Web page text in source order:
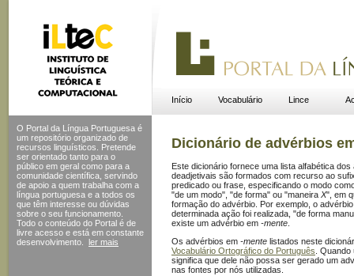
Início Vocabulário Lince
O Portal da Língua Portuguesa é
um repositório organizado de
recursos linguísticos. Pretende
ser orientado tanto para o
público em geral como para a
comunidade científica, servindo
de apoio a quem trabalha com a
língua portuguesa e a todos os
que têm interesse ou dúvidas
sobre o seu funcionamento.
Todo o conteúdo do Portal é de
livre acesso e está em constante
desenvolvimento.
ler mais
Dicionário de advérbios
Este dicionário fornece uma lista alfabética
deadjetivais são formados com recurso ao
predicado ou frase, especificando o modo
"de um modo", "de forma" ou "maneira X", em
formação do advérbio. Por exemplo, o
determinada ação foi realizada, "de forma
existe um advérbio em -mente
Os advérbios em -mente listados neste
Vocabulário Ortográfico do Português .
significa que dele não possa ser gerado um
nas fontes por nós utilizadas.